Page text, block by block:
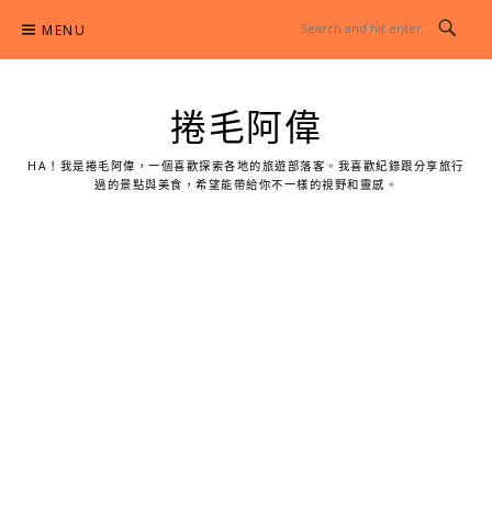
content
MENU
捲毛阿偉
HA！我是捲毛阿偉，一個喜歡探索各地的旅遊部落客。我喜歡紀錄跟分享旅行
過的景點與美食，希望能帶給你不一樣的視野和靈感。